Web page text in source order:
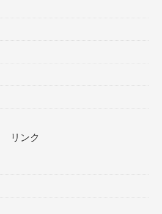
リンク